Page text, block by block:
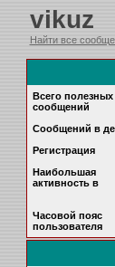
vikuz
Найти все
Всего полезных
сообщений
Сообщений в
Регистрация
Наибольшая
активность в
Часовой пояс
пользователя